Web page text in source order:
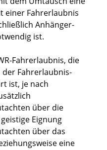
einer Fahrerlaubnis
Anhänger-
ist.
Fahrerlaubnis, die
der Fahrerlaubnis-
ist, je nach
über die
Eignung
über das
eine